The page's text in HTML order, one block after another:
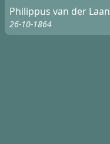
Philippus van der Laan
26-10-1864